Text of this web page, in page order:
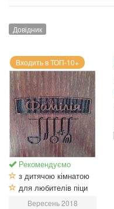
Довідник
Входить в ТОП-10+
Рекомендуємо
з дитячою кімнатою
для любителів піци
Вересень 2018